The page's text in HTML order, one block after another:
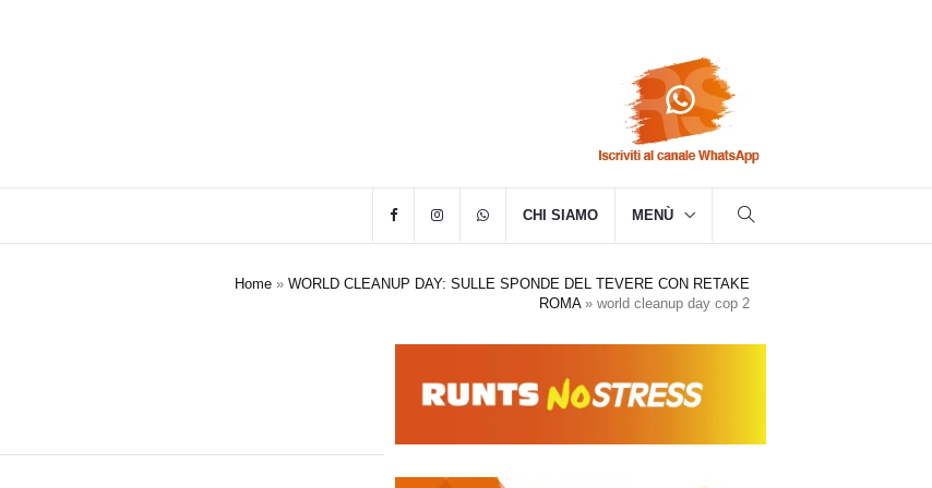
CHI SIAMO MENÙ
Home » WORLD CLEANUP DAY: SULLE SPONDE DEL TEVERE CON RETAKE
ROMA» world cleanup day cop 2